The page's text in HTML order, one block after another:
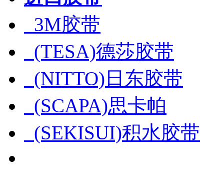
3M胶带
(TESA)德莎胶带
(NITTO)日东胶带
(SCAPA)思卡帕
(SEKISUI)积水胶带